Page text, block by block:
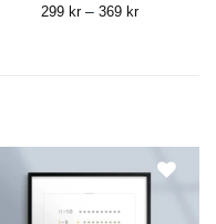
299 kr – 369 krPrice